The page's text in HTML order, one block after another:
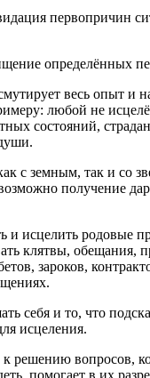
первопричин
определённых
весь опыт и
любой не
состояний,
с земным, так и со
получение
и исцелить родовые
клятвы, обещания,
зароков,
себя и то, что
исцеления.
решению вопросов,